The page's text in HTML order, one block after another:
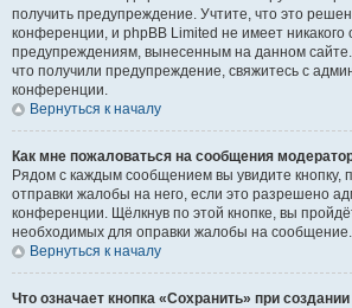
получить предупреждение. Учтите, что это
конференции, и phpBB Limited не имеет никакого
предупреждениям, вынесенным на данном
что получили предупреждение, свяжитесь с
конференции.
Вернуться к началу
Как мне пожаловаться на сообщения
Рядом с каждым сообщением вы увидите кнопку,
отправки жалобы на него, если это разрешено
конференции. Щёлкнув по этой кнопке, вы
необходимых для оправки жалобы на сообщение.
Вернуться к началу
Что означает кнопка «Сохранить» при